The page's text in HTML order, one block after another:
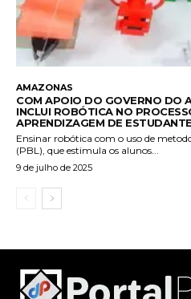
AMAZONAS
COM APOIO DO GOVERNO DO
INCLUI ROBÓTICA NO
APRENDIZAGEM DE
Ensinar robótica com o uso de
(PBL), que estimula os alunos...
9 de julho de 2025